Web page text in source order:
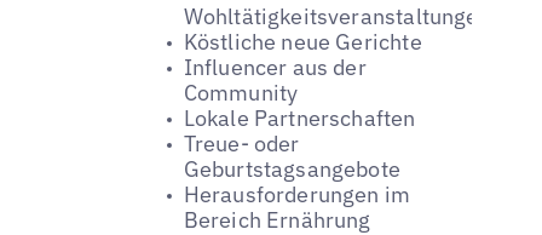
Wohltätigkeitsveranstaltungen
Köstliche neue Gerichte
Influencer aus der
Community
Lokale Partnerschaften
Treue- oder
Geburtstagsangebote
Herausforderungen im
Bereich Ernährung